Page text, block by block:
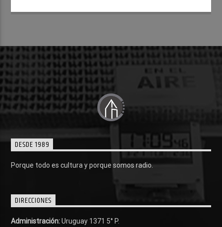
DESDE 1989
Porque todo es cultura y porque somos radio.
DIRECCIONES
Administración:Uruguay 1371 5° P.